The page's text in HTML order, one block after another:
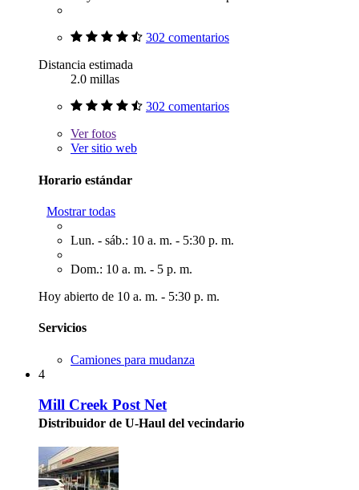
302 comentarios
Distancia estimada
2.0 millas
302 comentarios
Verfotos
Ver sitio web
Horario estándar
Mostrar todas
Lun. - sáb.: 10 a. m. - 5:30 p. m.
Dom.: 10 a. m. - 5 p. m.
Hoy abierto de 10 a. m. - 5:30 p. m.
Servicios
Camiones para mudanza
4
Mill Creek Post Net
Distribuidor de U-Haul del vecindario